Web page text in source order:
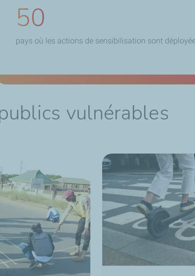
50
pays où les actions de sensibilisation sont
vulnérables